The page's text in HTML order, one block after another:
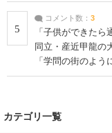
5
コメント数： 3
「子供ができた
同立・産近甲龍の
「学問の街のよう
| 大学 ねとらぼリ
カテゴリ一覧